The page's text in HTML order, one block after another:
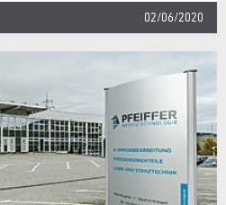
02/06/2020